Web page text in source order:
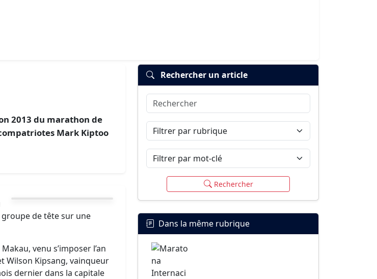
2013 du marathon de
Mark Kiptoo
groupe de tête sur une
venu s’imposer l’an
Wilson Kipsang, vainqueur
dernier dans la capitale
Rechercher un article
Rechercher
Filtrer par rubrique
Filtrer par mot-clé
Rechercher
Dans la même rubrique